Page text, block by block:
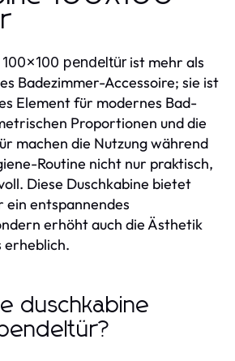
pendeltür ist mehr als
Badezimmer-Accessoire; sie ist
Element für modernes Bad-
Proportionen und die
machen die Nutzung während
Routine nicht nur praktisch,
Diese Duschkabine bietet
ein entspannendes
erhöht auch die Ästhetik
erheblich.
duschkabine